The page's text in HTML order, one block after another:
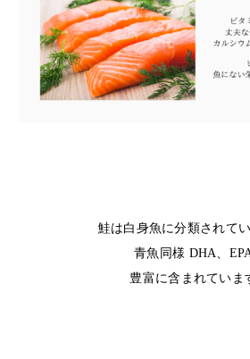
鮭は白身魚に分類されてい
青魚同様 DHA、
豊富に含まれていま